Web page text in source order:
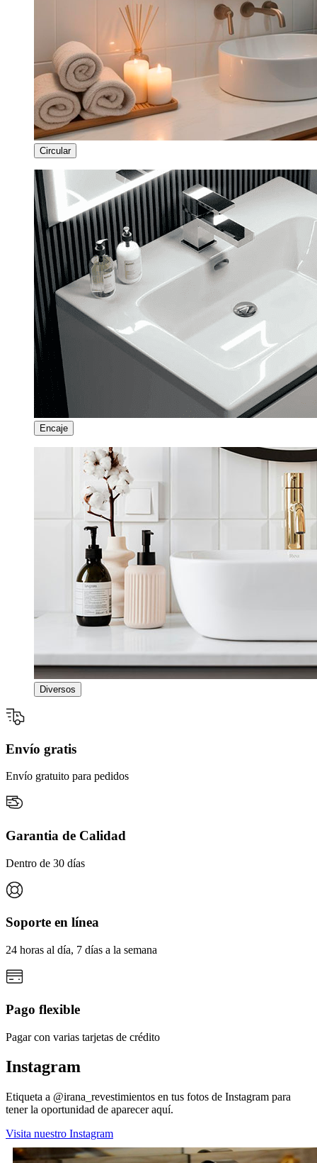
Circular
Encaje
Diversos
Envío gratis
Envío gratuito para pedidos
Garantia de Calidad
Dentro de 30 días
Soporte en línea
24 horas al día, 7 días a la semana
Pago flexible
Pagar con varias tarjetas de crédito
Instagram
Etiqueta a @irana_revestimientos en tus fotos de Instagram para
tener la oportunidad de aparecer aquí.
Visita nuestro Instagram